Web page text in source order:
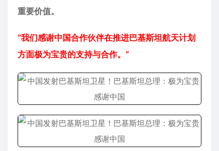
重要价值。
“我们感谢中国合作伙伴在推进巴基斯坦航天计划
方面极为宝贵的支持与合作。”